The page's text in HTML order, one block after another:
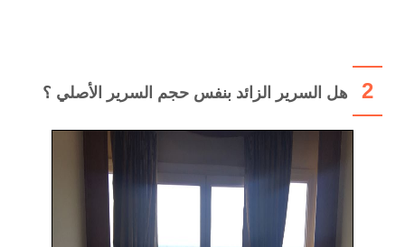
2 هل السرير الزائد بنفس حجم السرير الأصلي ؟